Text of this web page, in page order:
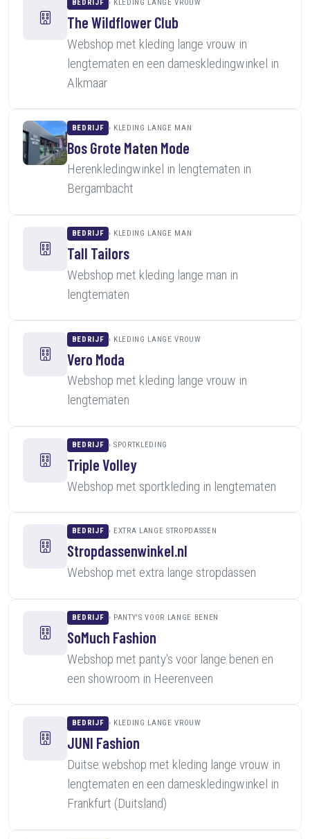
BEDRIJF KLEDING LANGE VROUW
The Wildflower Club
Webshop met kleding lange vrouw in
lengtematen en een dameskledingwinkel in
Alkmaar
BEDRIJF KLEDING LANGE MAN
Bos Grote Maten Mode
Herenkledingwinkel in lengtematen in
Bergambacht
BEDRIJF KLEDING LANGE MAN
Tall Tailors
Webshop met kleding lange man in
lengtematen
BEDRIJF KLEDING LANGE VROUW
Vero Moda
Webshop met kleding lange vrouw in
lengtematen
BEDRIJF SPORTKLEDING
Triple Volley
Webshop met sportkleding in lengtematen
BEDRIJF EXTRA LANGE STROPDASSEN
Stropdassenwinkel.nl
Webshop met extra lange stropdassen
BEDRIJF PANTY'S VOOR LANGE BENEN
SoMuch Fashion
Webshop met panty's voor lange benen en
een showroom in Heerenveen
BEDRIJF KLEDING LANGE VROUW
JUNI Fashion
Duitse webshop met kleding lange vrouw in
lengtematen en een dameskledingwinkel in
Frankfurt (Duitsland)